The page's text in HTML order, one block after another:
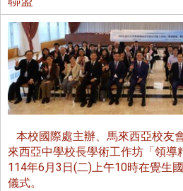
本校國際處主辦、馬來西亞校友
來西亞中學校長學術工作坊「領導
114年6月3日(二)上午10時在覺生
儀式。